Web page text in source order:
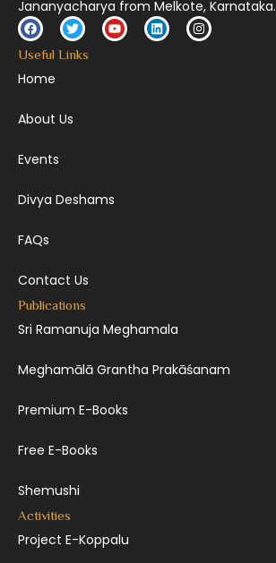
Jananyacharya from Melkote, Karnataka.
Useful Links
Home
About Us
Events
Divya Deshams
FAQs
Contact Us
Publications
Sri Ramanuja Meghamala
Meghamālā Grantha Prakāśanam
Premium E-Books
Free E-Books
Shemushi
Activities
Project E-Koppalu